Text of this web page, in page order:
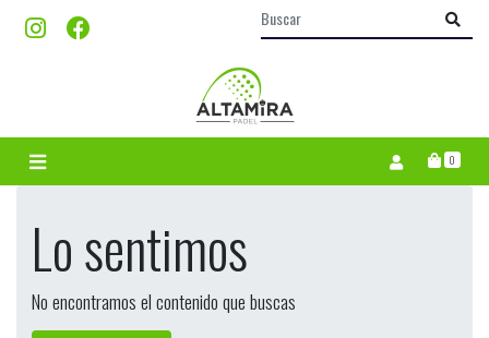
0
Lo sentimos
No encontramos el contenido que buscas